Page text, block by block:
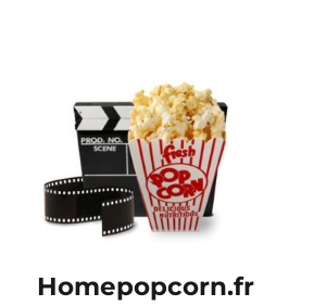
Homepopcorn.fr